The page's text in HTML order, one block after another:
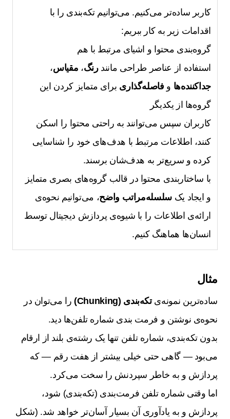
کاربر ساده‌تر می‌کنیم. می‌توانیم تکه‌بندی را با
اقدامات زیر به کار ببریم:
گروه‌بندی محتوا و اشیای مرتبط با هم
استفاده از عناصر طراحی مانندرنگ، مقیاس،
جداکننده‌ها و فاصله‌گذاری برای متمایز کردن این
گروه‌ها از یکدیگر
کاربران سپس می‌توانند به راحتی محتوا را اسکن
کنند، اطلاعات مرتبط با هدف‌های خود را شناسایی
کرده و سریع‌تر به هدف‌شان برسند.
با ساختاربندی محتوا در قالب گروه‌های بصری متمایز
و ایجاد یکسلسله‌مراتب واضح، می‌توانیم نحوه‌ی
ارائه‌ی اطلاعات را با شیوه‌ی پردازش دیجیتال توسط
انسان‌ها هماهنگ کنیم.
مثال
ساده‌ترین نمونه‌یتکه‌بندی (Chunking)
را می‌توان در
نحوه‌ی نوشتن و فرمت بندی شماره تلفن‌ها دید.
بدون تکه‌بندی، شماره تلفن تنها یک رشته‌ی بلند از ارقام
می‌بود — گاهی حتی خیلی بیشتر از هفت رقم — که
پردازش و به خاطر سپردنش را سخت می‌کرد.
اما وقتی شماره تلفن فرمت‌بندی (تکه‌بندی) شود،
پردازش و به یادآوری آن بسیار آسان‌تر خواهد شد. (شکل